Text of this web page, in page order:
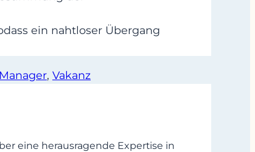
ein nahtloser Übergang
, Vakanz
eine herausragende Expertise in